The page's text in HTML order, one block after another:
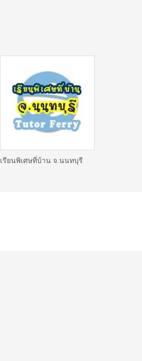
เรียนพิเศษที่บ้าน จ.นนทบุรี